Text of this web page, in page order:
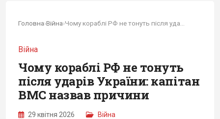
Головна›Війна›
Війна
Чому кораблі РФ не тонуть
після ударів України: капітан
ВМС назвав причини
29 квітня 2026 Війна